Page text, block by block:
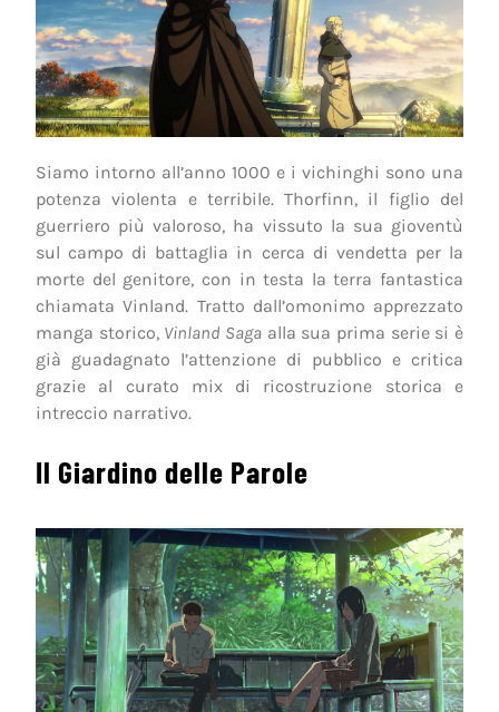
Siamo intorno all’anno 1000 e i vichinghi sono una
potenza violenta e terribile. Thorfinn, il figlio del
guerriero più valoroso, ha vissuto la sua gioventù
sul campo di battaglia in cerca di vendetta per la
morte del genitore, con in testa la terra fantastica
chiamata Vinland. Tratto dall’omonimo apprezzato
manga storico, Vinland Saga alla sua prima serie si è
già guadagnato l’attenzione di pubblico e critica
grazie al curato mix di ricostruzione storica e
intreccio narrativo.
Il Giardino delle Parole